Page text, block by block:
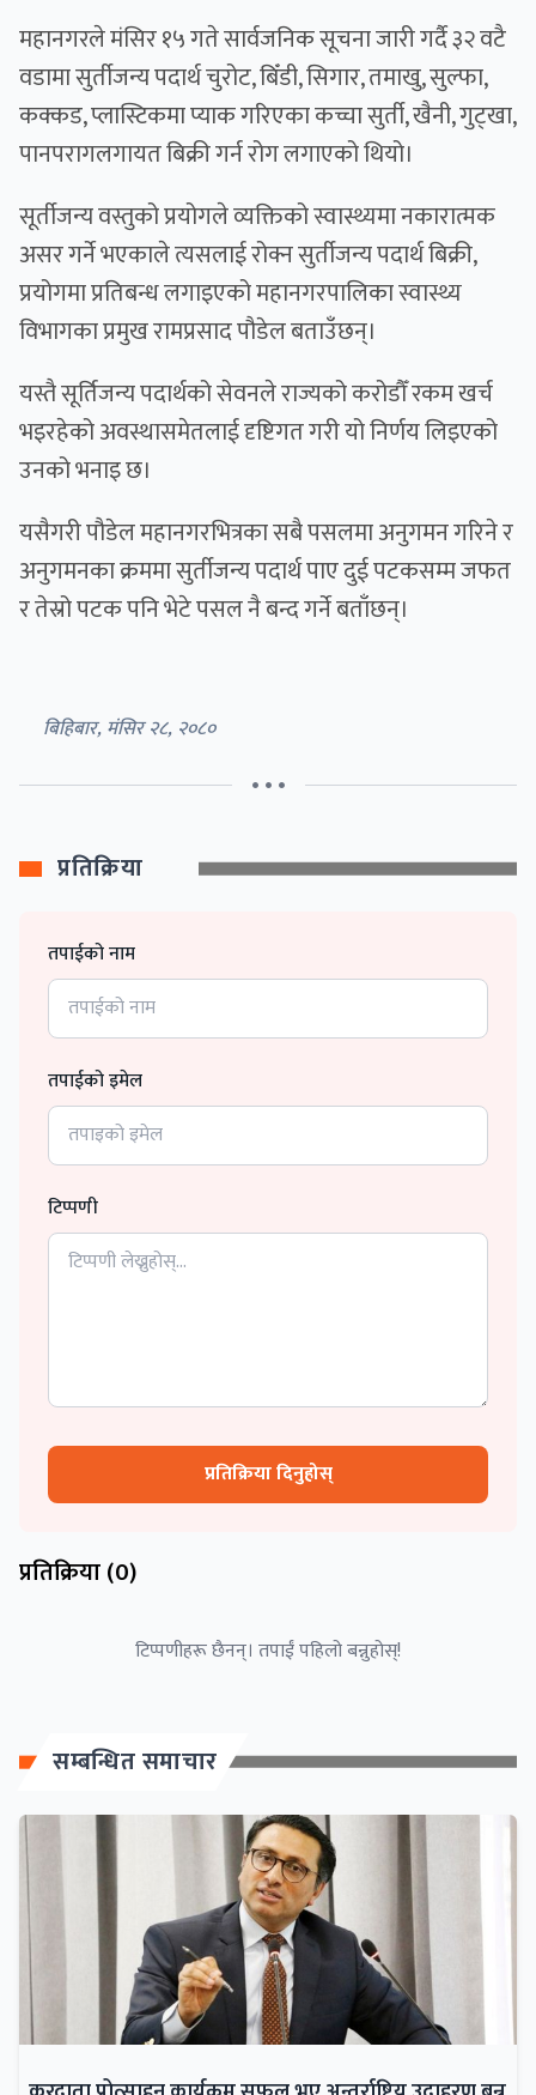
महानगरले मंसिर १५ गते सार्वजनिक सूचना जारी गर्दै ३२ वटै
वडामा सुर्तीजन्य पदार्थ चुरोट, बिँडी, सिगार, तमाखु, सुल्फा,
कक्कड, प्लास्टिकमा प्याक गरिएका कच्चा सुर्ती, खैनी, गुट्खा,
पानपरागलगायत बिक्री गर्न रोग लगाएको थियो।
सूर्तीजन्य वस्तुको प्रयोगले व्यक्तिको स्वास्थ्यमा नकारात्मक
असर गर्ने भएकाले त्यसलाई रोक्न सुर्तीजन्य पदार्थ बिक्री,
प्रयोगमा प्रतिबन्ध लगाइएको महानगरपालिका स्वास्थ्य
विभागका प्रमुख रामप्रसाद पौडेल बताउँछन्।
यस्तै सूर्तिजन्य पदार्थको सेवनले राज्यको करोडौँ रकम खर्च
भइरहेको अवस्थासमेतलाई दृष्टिगत गरी यो निर्णय लिइएको
उनको भनाइ छ।
यसैगरी पौडेल महानगरभित्रका सबै पसलमा अनुगमन गरिने र
अनुगमनका क्रममा सुर्तीजन्य पदार्थ पाए दुई पटकसम्म जफत
र तेस्रो पटक पनि भेटे पसल नै बन्द गर्ने बताँछन्।
बिहिबार, मंसिर २८, २०८०
• • •
प्रतिक्रिया
तपाईको नाम
तपाईको इमेल
टिप्पणी
प्रतिक्रिया दिनुहोस्
प्रतिक्रिया (0)
टिप्पणीहरू छैनन्। तपाईं पहिलो बन्नुहोस्!
सम्बन्धित समाचार